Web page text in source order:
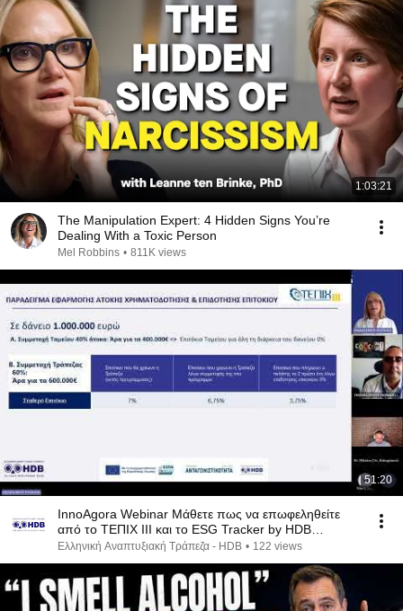
1:03:21
The Manipulation Expert: 4 Hidden Signs You’re
Dealing With a Toxic Person
Mel Robbins • 811K views
51:20
InnoAgora Webinar Μάθετε πως να επωφεληθείτε
από το ΤΕΠΙΧ ΙΙΙ και το ESG Tracker by HDB
20240625 1
Ελληνική Αναπτυξιακή Τράπεζα - HDB • 122 views